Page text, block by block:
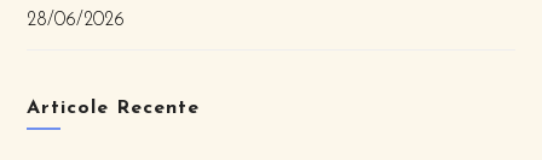
28/06/2026
Articole Recente